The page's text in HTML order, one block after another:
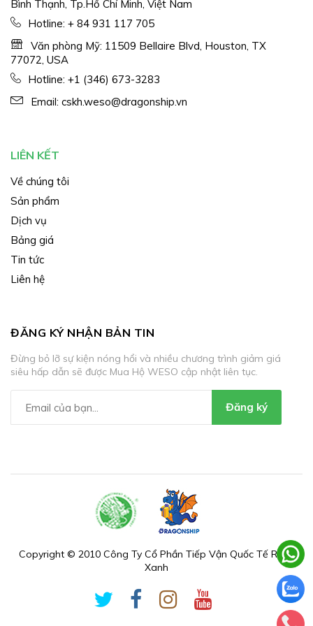
Bình Thạnh, Tp.Hồ Chí Minh, Việt Nam
Hotline: + 84 931 117 705
Văn phòng Mỹ: 11509 Bellaire Blvd, Houston, TX
77072, USA
Hotline: +1 (346) 673-3283
Email: cskh.weso@dragonship.vn
LIÊN KẾT
Về chúng tôi
Sản phẩm
Dịch vụ
Bảng giá
Tin tức
Liên hệ
ĐĂNG KÝ NHẬN BẢN TIN
Đừng bỏ lỡ sự kiện nóng hổi và nhiều chương trình giảm giá
siêu hấp dẫn sẽ được Mua Hộ WESO cập nhật liên tục.
Đăng ký
Copyright © 2010 Công Ty Cổ Phần Tiếp Vận Quốc Tế Rồng
Xanh